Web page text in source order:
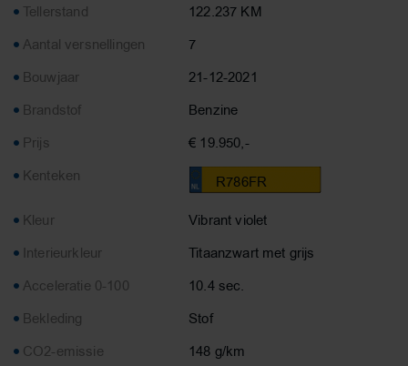
Tellerstand
122.237 KM
Aantal versnellingen
7
Bouwjaar
21-12-2021
Brandstof
Benzine
Prijs
€ 19.950,-
Kenteken
R786FR
Kleur
Vibrant violet
Interieurkleur
Titaanzwart met grijs
Acceleratie 0-100
10.4 sec.
Bekleding
Stof
CO2-emissie
148 g/km